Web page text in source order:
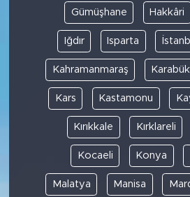
Gümüşhane Hakkâri
Iğdır Isparta
Kahramanmaraş Karabük
Kars Kastamonu
Kırıkkale Kırklareli
Kocaeli Konya
Malatya Manisa